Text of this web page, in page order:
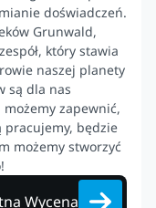
doświadczeń.
Grunwald,
który stawia
naszej planety
są dla nas
zapewnić,
pracujemy, będzie
możemy stworzyć
Wycena